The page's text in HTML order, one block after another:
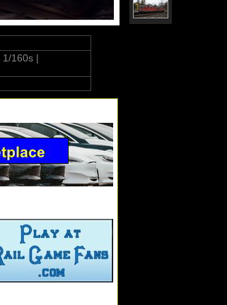
1/160s |